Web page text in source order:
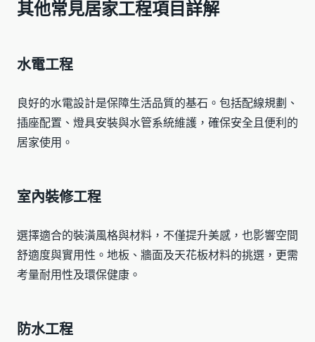
其他常見居家工程項目詳解
水電工程
良好的水電設計是保障生活品質的基石。包括配線規劃、
插座配置、燈具安裝與水管系統維護，確保安全且便利的
居家使用。
室內裝修工程
選擇適合的裝潢風格與材料，不僅提升美感，也影響空間
舒適度與實用性。地板、牆面及天花板材料的挑選，更需
考量耐用性及環保健康。
防水工程